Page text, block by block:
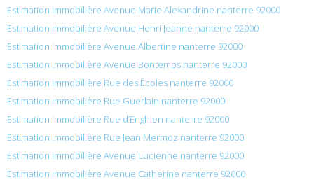
Estimation immobilière Avenue Marie Alexandrine nanterre 92000
Estimation immobilière Avenue Henri Jeanne nanterre 92000
Estimation immobilière Avenue Albertine nanterre 92000
Estimation immobilière Avenue Bontemps nanterre 92000
Estimation immobilière Rue des Écoles nanterre 92000
Estimation immobilière Rue Guerlain nanterre 92000
Estimation immobilière Rue d’Enghien nanterre 92000
Estimation immobilière Rue Jean Mermoz nanterre 92000
Estimation immobilière Avenue Lucienne nanterre 92000
Estimation immobilière Avenue Catherine nanterre 92000